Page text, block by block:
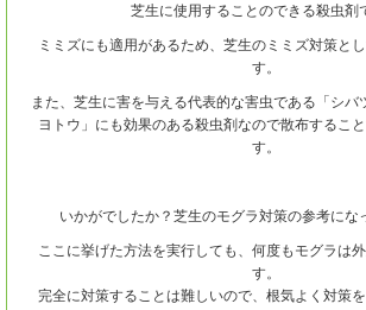
芝生に使用することのできる殺虫剤
ミミズにも適用があるため、芝生のミミズ対策と
す。
また、芝生に害を与える代表的な害虫である「シバ
ヨトウ」にも効果のある殺虫剤なので散布するこ
す。
いかがでしたか？芝生のモグラ対策の参考にな
ここに挙げた方法を実行しても、何度もモグラは
す。
完全に対策することは難しいので、根気よく対策を